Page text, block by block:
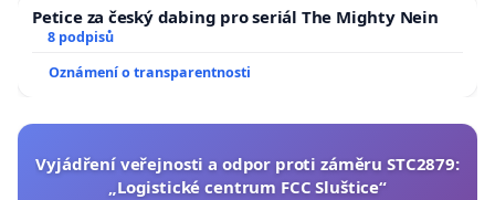
Petice za český dabing pro seriál The Mighty Nein
8 podpisů
Oznámení o transparentnosti
Vyjádření veřejnosti a odpor proti záměru STC2879:
„Logistické centrum FCC Sluštice“